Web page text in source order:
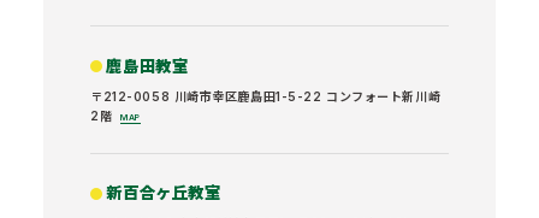
鹿島田教室
〒212-0058 川崎市幸区鹿島田1-5-22 コンフォート新川崎
2階
MAP
新百合ヶ丘教室